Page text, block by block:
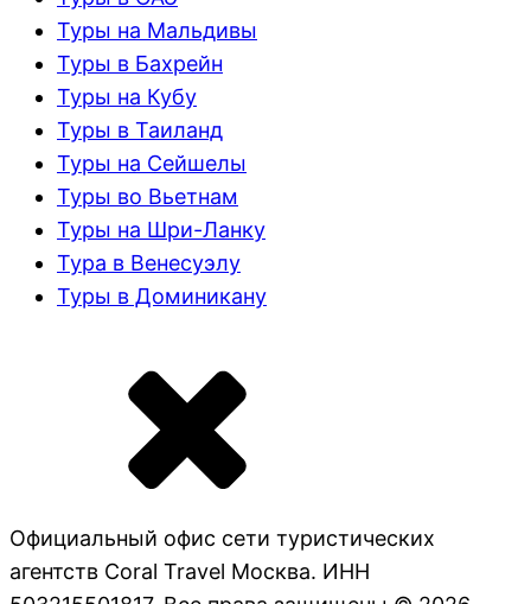
Туры на Мальдивы
Туры в Бахрейн
Туры на Кубу
Туры в Таиланд
Туры на Сейшелы
Туры во Вьетнам
Туры на Шри-Ланку
Тура в Венесуэлу
Туры в Доминикану
Официальный офис сети туристических
агентств Coral Travel Москва. ИНН